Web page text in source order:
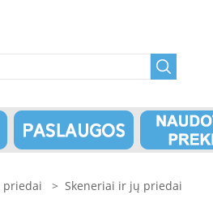
priedai > Skeneriai ir jų priedai